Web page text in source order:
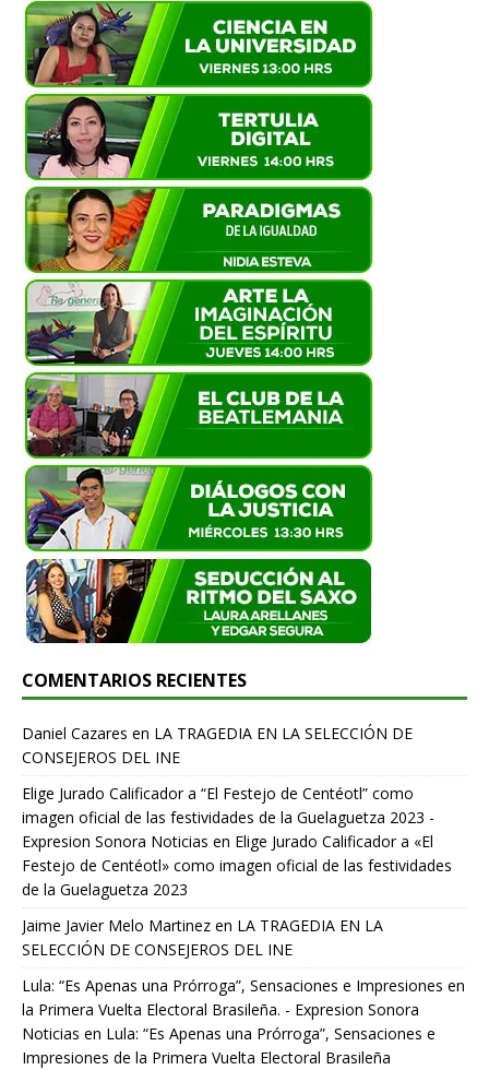
COMENTARIOS RECIENTES
Daniel Cazares en LA TRAGEDIA EN LA SELECCIÓN DE
CONSEJEROS DEL INE
Elige Jurado Calificador a “El Festejo de Centéotl” como
imagen oficial de las festividades de la Guelaguetza 2023 -
Expresion Sonora Noticias en Elige Jurado Calificador a «El
Festejo de Centéotl» como imagen oficial de las festividades
de la Guelaguetza 2023
Jaime Javier Melo Martinez en LA TRAGEDIA EN LA
SELECCIÓN DE CONSEJEROS DEL INE
Lula: “Es Apenas una Prórroga”, Sensaciones e Impresiones en
la Primera Vuelta Electoral Brasileña. - Expresion Sonora
Noticias en Lula: “Es Apenas una Prórroga”, Sensaciones e
Impresiones de la Primera Vuelta Electoral Brasileña